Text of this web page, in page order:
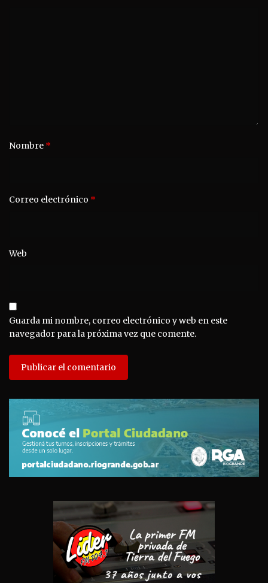
Nombre *
Correo electrónico *
Web
Guarda mi nombre, correo electrónico y web en este
navegador para la próxima vez que comente.